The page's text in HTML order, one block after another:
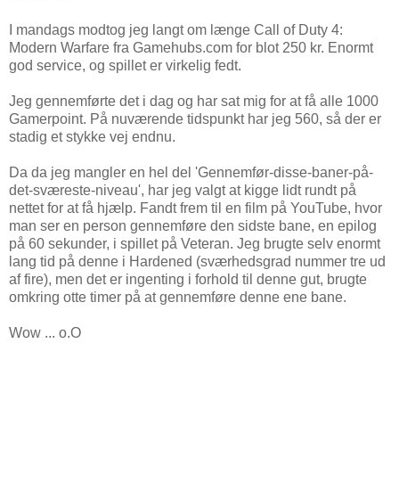
I mandags modtog jeg langt om længe Call of Duty 4:
Modern Warfare fra Gamehubs.com for blot 250 kr. Enormt
god service, og spillet er virkelig fedt.
Jeg gennemførte det i dag og har sat mig for at få alle 1000
Gamerpoint. På nuværende tidspunkt har jeg 560, så der er
stadig et stykke vej endnu.
Da da jeg mangler en hel del 'Gennemfør-disse-baner-på-
det-sværeste-niveau', har jeg valgt at kigge lidt rundt på
nettet for at få hjælp. Fandt frem til en film på YouTube, hvor
man ser en person gennemføre den sidste bane, en epilog
på 60 sekunder, i spillet på Veteran. Jeg brugte selv enormt
lang tid på denne i Hardened (sværhedsgrad nummer tre ud
af fire), men det er ingenting i forhold til denne gut, brugte
omkring otte timer på at gennemføre denne ene bane.
Wow ... o.O